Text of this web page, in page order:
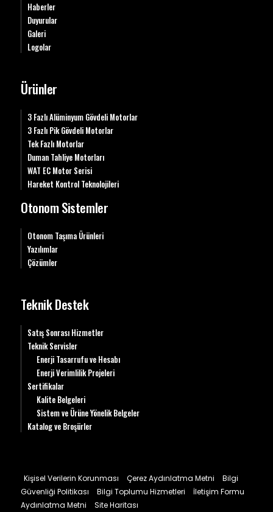
Haberler
Duyurular
Galeri
Logolar
Ürünler
3 Fazlı Alüminyum Gövdeli Motorlar
3 Fazlı Pik Gövdeli Motorlar
Tek Fazlı Motorlar
Duman Tahliye Motorları
WAT EC Motor Serisi
Hareket Kontrol Teknolojileri
Otonom Sistemler
Otonom Taşıma Ürünleri
Yazılımlar
Çözümler
Teknik Destek
Satış Sonrası Hizmetler
Teknik Servisler
Enerji Tasarrufu ve Hesabı
Enerji Verimlilik Projeleri
Sertifikalar
Kalite Belgeleri
Sistem ve Ürüne Yönelik Belgeler
Katalog ve Broşürler
Kişisel Verilerin Korunması Çerez Aydınlatma Metni
Bilgi
Güvenliği Politikası
Bilgi Toplumu Hizmetleri
İletişim Formu
Aydınlatma Metni
Site Haritası